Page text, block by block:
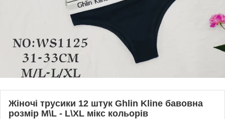
Жіночі трусики 12 штук Ghlin Kline бавовна
розмір M\L - L\XL мікс кольорів